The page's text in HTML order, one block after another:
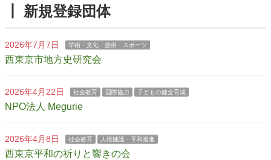
┃ 新規登録団体
2026年7月7日 学術・文化・芸術・スポーツ
西東京市地方史研究会
2026年4月22日 社会教育 国際協力 子どもの健全育成
NPO法人 Megurie
2026年4月8日 社会教育 人権擁護・平和推進
西東京平和の祈りと響きの会